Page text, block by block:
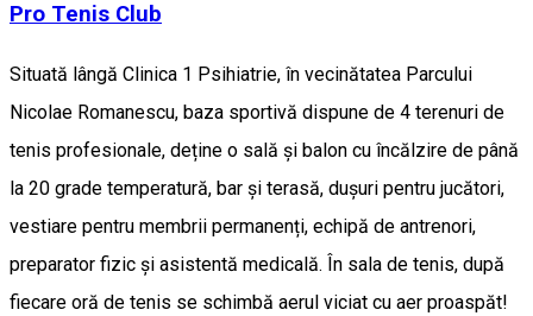
Pro Tenis Club
Situată lângă Clinica 1 Psihiatrie, în vecinătatea Parcului
Nicolae Romanescu, baza sportivă dispune de 4 terenuri de
tenis profesionale, deține o sală și balon cu încălzire de până
la 20 grade temperatură, bar și terasă, dușuri pentru jucători,
vestiare pentru membrii permanenți, echipă de antrenori,
preparator fizic și asistentă medicală. În sala de tenis, după
fiecare oră de tenis se schimbă aerul viciat cu aer proaspăt!